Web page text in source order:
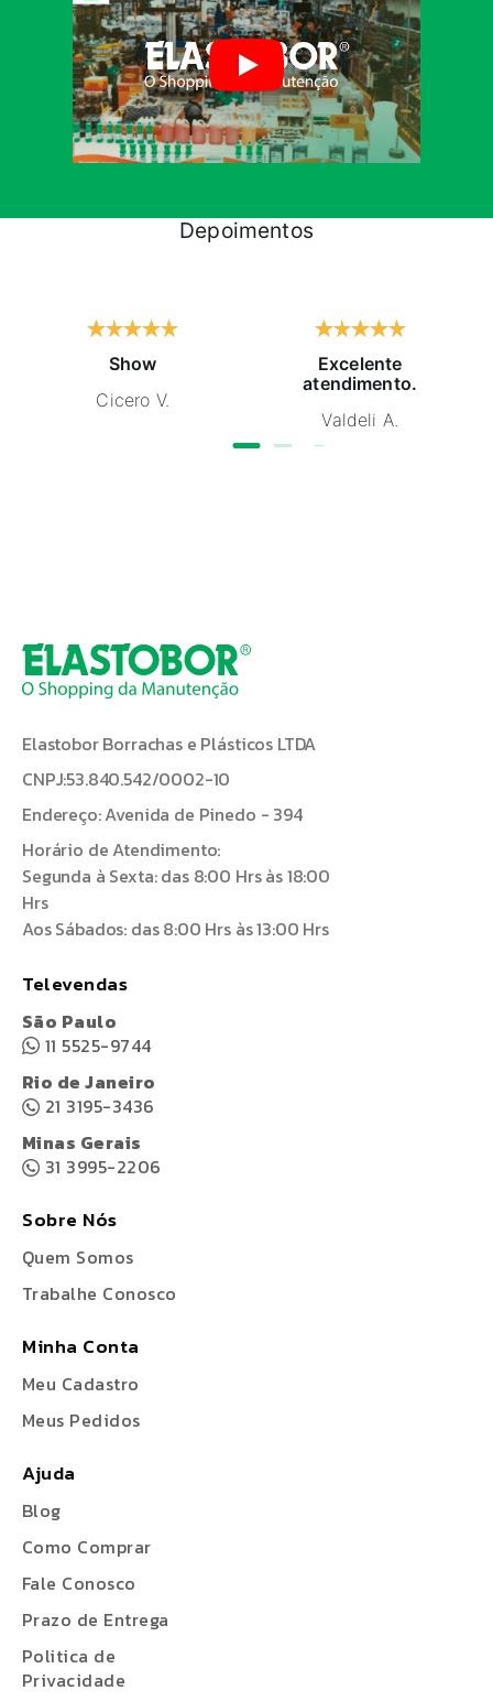
Depoimentos
Show
Cicero V.
Excelente
atendimento.
Valdeli A.
Elastobor Borrachas e Plásticos LTDA
CNPJ:53.840.542/0002-10
Endereço: Avenida de Pinedo - 394
Horário de Atendimento:
Segunda à Sexta: das 8:00 Hrs às 18:00
Hrs
Aos Sábados: das 8:00 Hrs às 13:00 Hrs
Televendas
São Paulo
11 5525-9744
Rio de Janeiro
21 3195-3436
Minas Gerais
31 3995-2206
Sobre Nós
Quem Somos
Trabalhe Conosco
Minha Conta
Meu Cadastro
Meus Pedidos
Ajuda
Blog
Como Comprar
Fale Conosco
Prazo de Entrega
Politica de
Privacidade